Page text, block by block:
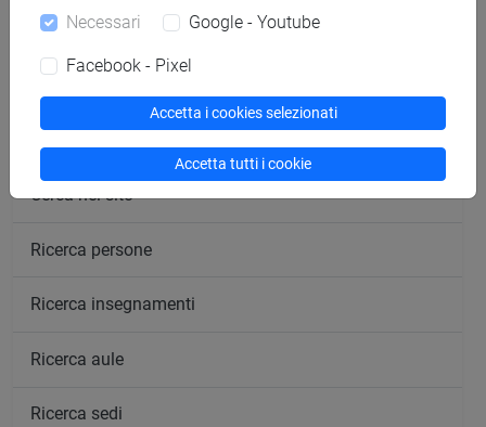
[ET11] ECONOMIA AZIENDALE - Laurea
economia aziendale
Cerca nel sito
Ricerca persone
Ricerca insegnamenti
Ricerca aule
Ricerca sedi
Necessari Google - Youtube
Facebook - Pixel
Accetta i cookies selezionati
Accetta tutti i cookie